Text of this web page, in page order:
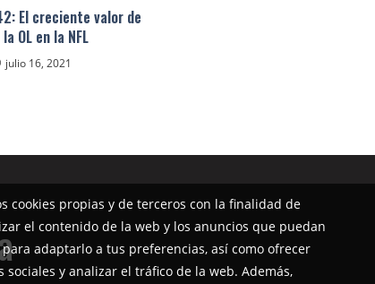
El creciente valor de
OL en la NFL
julio 16, 2021
cookies propias y de terceros con la finalidad de
el contenido de la web y los anuncios que puedan
adaptarlo a tus preferencias, así como ofrecer
sociales y analizar el tráfico de la web. Además,